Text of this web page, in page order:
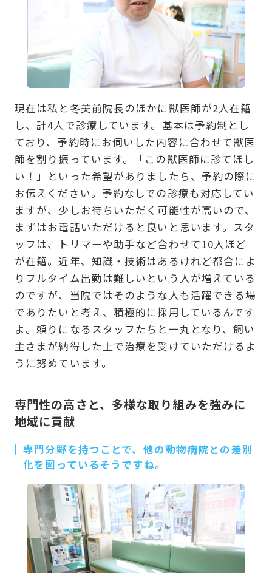
現在は私と冬美前院長のほかに獣医師が2人在籍
し、計4人で診療しています。基本は予約制とし
ており、予約時にお伺いした内容に合わせて獣医
師を割り振っています。「この獣医師に診てほし
い！」といった希望がありましたら、予約の際に
お伝えください。予約なしでの診療も対応してい
ますが、少しお待ちいただく可能性が高いので、
まずはお電話いただけると良いと思います。スタ
ッフは、トリマーや助手など合わせて10人ほど
が在籍。近年、知識・技術はあるけれど都合によ
りフルタイム出勤は難しいという人が増えている
のですが、当院ではそのような人も活躍できる場
でありたいと考え、積極的に採用しているんです
よ。頼りになるスタッフたちと一丸となり、飼い
主さまが納得した上で治療を受けていただけるよ
うに努めています。
専門性の高さと、多様な取り組みを強みに
地域に貢献
専門分野を持つことで、他の動物病院との差別
化を図っているそうですね。